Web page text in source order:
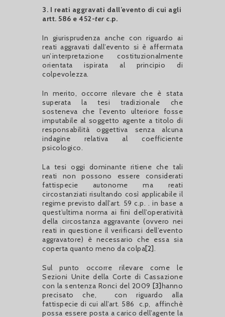
3. I reati aggravati dall’evento di cui agli
artt. 586 e 452-ter c.p.
In giurisprudenza anche con riguardo ai
reati aggravati dall’evento si è affermata
un’interpretazione costituzionalmente
orientata ispirata al principio di
colpevolezza.
In merito, occorre rilevare che è stata
superata la tesi tradizionale che
sosteneva che l’evento ulteriore fosse
imputabile al soggetto agente a titolo di
responsabilità oggettiva senza alcuna
indagine relativa al coefficiente
psicologico.
La tesi oggi dominante ritiene che tali
reati non possono essere considerati
fattispecie autonome ma reati
circostanziati risultando così applicabile il
regime previsto dall’art. 59 c.p. . in base a
quest’ultima norma ai fini dell’operatività
della circostanza aggravante (ovvero nei
reati in questione il verificarsi dell’evento
aggravatore) è necessario che essa sia
coperta quanto meno da colpa[2].
Sul punto occorre rilevare come le
Sezioni Unite della Corte di Cassazione
con la sentenza Ronci del 2009 [3]hanno
precisato che, con riguardo alla
fattispecie di cui all’art. 586 c.p, affinchè
possa essere posta a carico dell’agente la